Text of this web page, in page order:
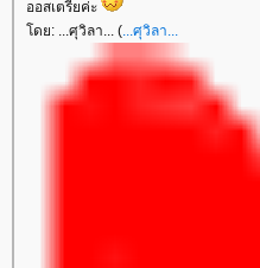
ออสเตรียค่ะ
ดย: ...ศุวิลา... ( ...ศุวิลา...